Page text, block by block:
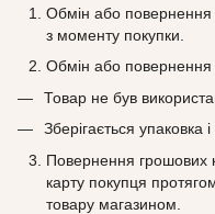
Обмін або повернення
з моменту покупки.
Обмiн або повернення
Товар не був
Зберiгається упаковка
Повернення грошових
карту покупця
товару магазином.